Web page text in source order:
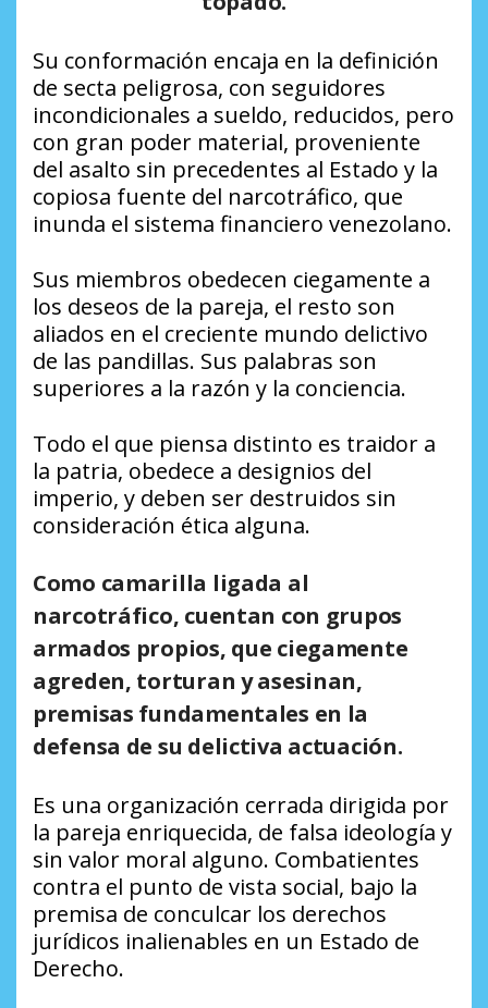
Su conformación encaja en la definición
de secta peligrosa, con seguidores
incondicionales a sueldo, reducidos, pero
con gran poder material, proveniente
del asalto sin precedentes al Estado y la
copiosa fuente del narcotráfico, que
inunda el sistema financiero venezolano.
Sus miembros obedecen ciegamente a
los deseos de la pareja, el resto son
aliados en el creciente mundo delictivo
de las pandillas. Sus palabras son
superiores a la razón y la conciencia.
Todo el que piensa distinto es traidor a
la patria, obedece a designios del
imperio, y deben ser destruidos sin
consideración ética alguna.
Como camarilla ligada al
narcotráfico, cuentan con grupos
armados propios, que ciegamente
agreden, torturan y asesinan,
premisas fundamentales en la
defensa de su delictiva actuación.
Es una organización cerrada dirigida por
la pareja enriquecida, de falsa ideología y
sin valor moral alguno. Combatientes
contra el punto de vista social, bajo la
premisa de conculcar los derechos
jurídicos inalienables en un Estado de
Derecho.